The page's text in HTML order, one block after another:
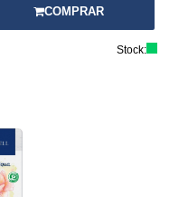
COMPRAR
Stock: